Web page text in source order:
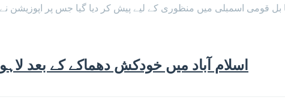
اسلام آباد میں خودکش دھماکے کے بعد